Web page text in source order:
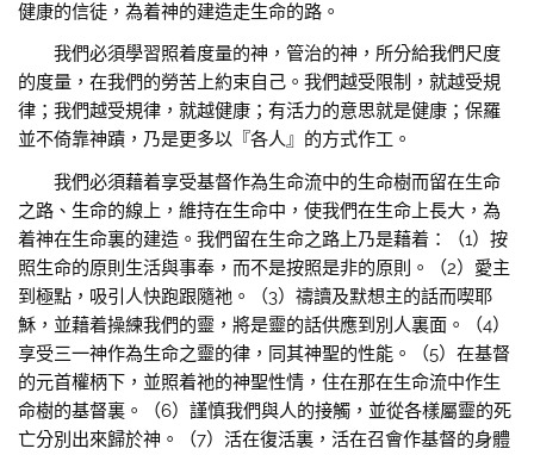
健康的信徒，為着神的建造走生命的路。
我們必須學習照着度量的神，管治的神，所分給我們尺度
的度量，在我們的勞苦上約束自己。我們越受限制，就越受規
律；我們越受規律，就越健康；有活力的意思就是健康；保羅
並不倚靠神蹟，乃是更多以『各人』的方式作工。
我們必須藉着享受基督作為生命流中的生命樹而留在生命
之路、生命的線上，維持在生命中，使我們在生命上長大，為
着神在生命裏的建造。我們留在生命之路上乃是藉着：（1）按
照生命的原則生活與事奉，而不是按照是非的原則。（2）愛主
到極點，吸引人快跑跟隨祂。（3）禱讀及默想主的話而喫耶
穌，並藉着操練我們的靈，將是靈的話供應到別人裏面。（4）
享受三一神作為生命之靈的律，同其神聖的性能。（5）在基督
的元首權柄下，並照着祂的神聖性情，住在那在生命流中作生
命樹的基督裏。（6）謹慎我們與人的接觸，並從各樣屬靈的死
亡分別出來歸於神。（7）活在復活裏，活在召會作基督的身體